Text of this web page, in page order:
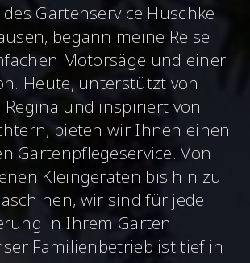
Gartenservice Huschke
begann meine Reise
Motorsäge und einer
Heute, unterstützt von
Regina und inspiriert von
bieten wir Ihnen einen
Gartenpflegeservice. Von
Kleingeräten bis hin zu
wir sind für jede
in Ihrem Garten
Familienbetrieb ist tief in